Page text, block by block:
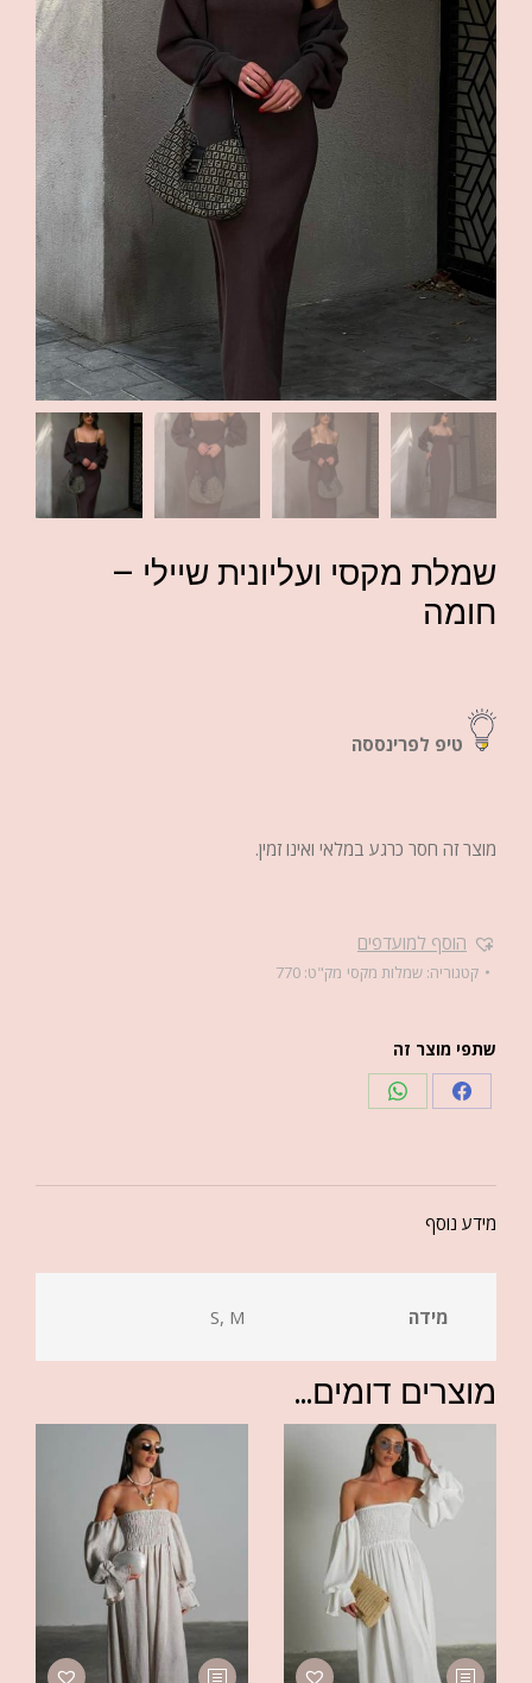
שמלת מקסי ועליונית שיילי –
חומה
טיפ לפרינססה
מוצר זה חסר כרגע במלאי ואינו זמין.
הוסף למועדפים
קטגוריה: שמלות מקסי מק"ט: 770
שתפי מוצר זה
מידע נוסף
מידה S, M
מוצרים דומים...